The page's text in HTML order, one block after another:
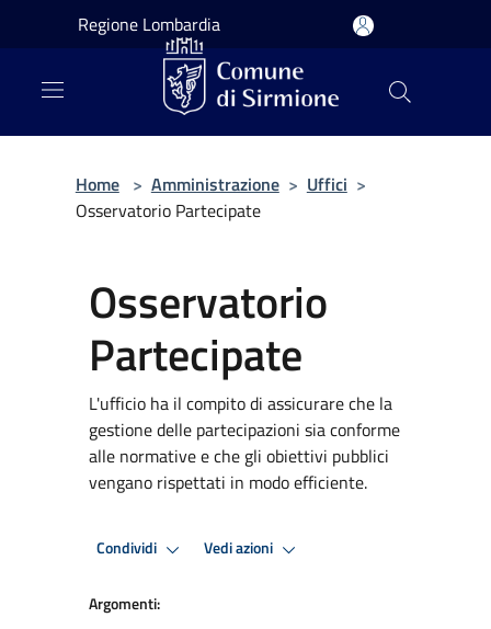
Salta al contenuto principale
Regione Lombardia
Home > Amministrazione > Uffici >
Osservatorio Partecipate
Osservatorio
Partecipate
L'ufficio ha il compito di assicurare che la
gestione delle partecipazioni sia conforme
alle normative e che gli obiettivi pubblici
vengano rispettati in modo efficiente.
Condividi Vedi azioni
Argomenti: